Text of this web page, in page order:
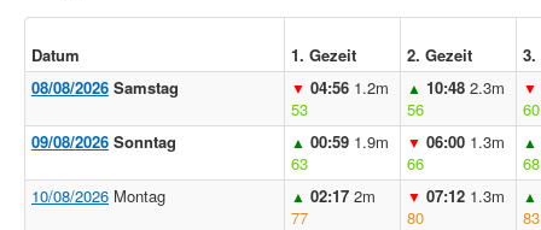
Datum 1. Gezeit 2. Gezeit
3.
08/08/2026 Samstag ▼ 04:56 1.2m
53
▲ 10:48 2.3m
56
▼
60
09/08/2026 Sonntag ▲ 00:59 1.9m
63
▼ 06:00 1.3m
66
▲
68
10/08/2026 Montag ▲ 02:17 2m
77
▼ 07:12 1.3m
80
▲
83